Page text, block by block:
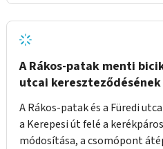
A Rákos-patak menti
utcai
A Rákos-patak és a Füredi
a Kerepesi út felé a
módosítása, a csomópont